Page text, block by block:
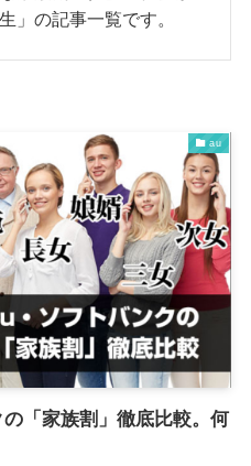
」の記事一覧です。
au
「家族割」徹底比較。何